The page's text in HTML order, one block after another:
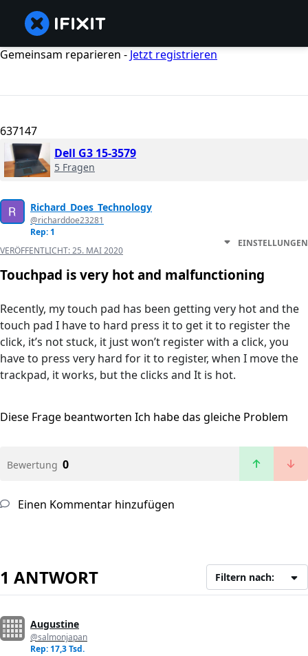
Gemeinsam reparieren - Jetzt registrieren
637147
Dell G3 15-3579
5 Fragen
Richard_Does_Technology
@richarddoe23281
Rep: 1
VERÖFFENTLICHT:25. MAI 2020
EINSTELLUNGEN
Touchpad is very hot and malfunctioning
Recently, my touch pad has been getting very hot and the
touch pad I have to hard press it to get it to register the
click, it’s not stuck, it just won’t register with a click, you
have to press very hard for it to register, when I move the
trackpad, it works, but the clicks and It is hot.
Diese Frage beantworten Ich habe das gleiche Problem
Bewertung 0
Einen Kommentar hinzufügen
1 ANTWORT Filtern nach:
Augustine
@salmonjapan
Rep: 17,3 Tsd.